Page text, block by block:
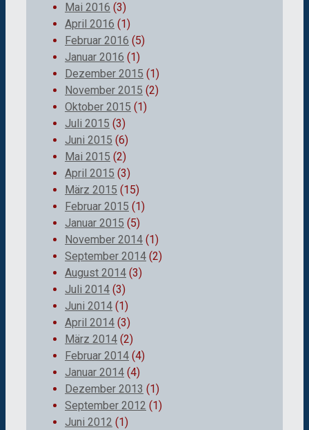
Mai 2016 (3)
April 2016 (1)
Februar 2016 (5)
Januar 2016 (1)
Dezember 2015 (1)
November 2015 (2)
Oktober 2015 (1)
Juli 2015 (3)
Juni 2015 (6)
Mai 2015 (2)
April 2015 (3)
März 2015 (15)
Februar 2015 (1)
Januar 2015 (5)
November 2014 (1)
September 2014 (2)
August 2014 (3)
Juli 2014 (3)
Juni 2014 (1)
April 2014 (3)
März 2014 (2)
Februar 2014 (4)
Januar 2014 (4)
Dezember 2013 (1)
September 2012 (1)
Juni 2012 (1)